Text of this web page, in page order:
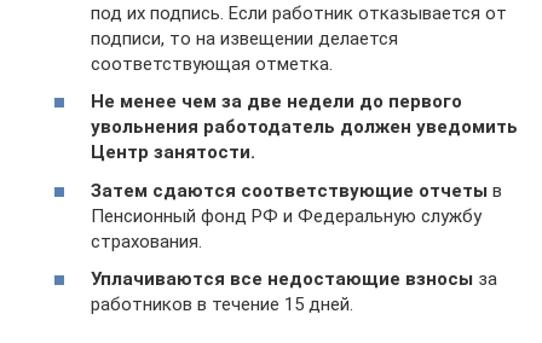
под их подпись. Если работник отказывается от
подписи, то на извещении делается
соответствующая отметка.
Не менее чем за две недели до первого
увольнения работодатель должен уведомить
Центр занятости.
Затем сдаются соответствующие отчеты в
Пенсионный фонд РФ и Федеральную службу
страхования.
Уплачиваются все недостающие взносы за
работников в течение 15 дней.